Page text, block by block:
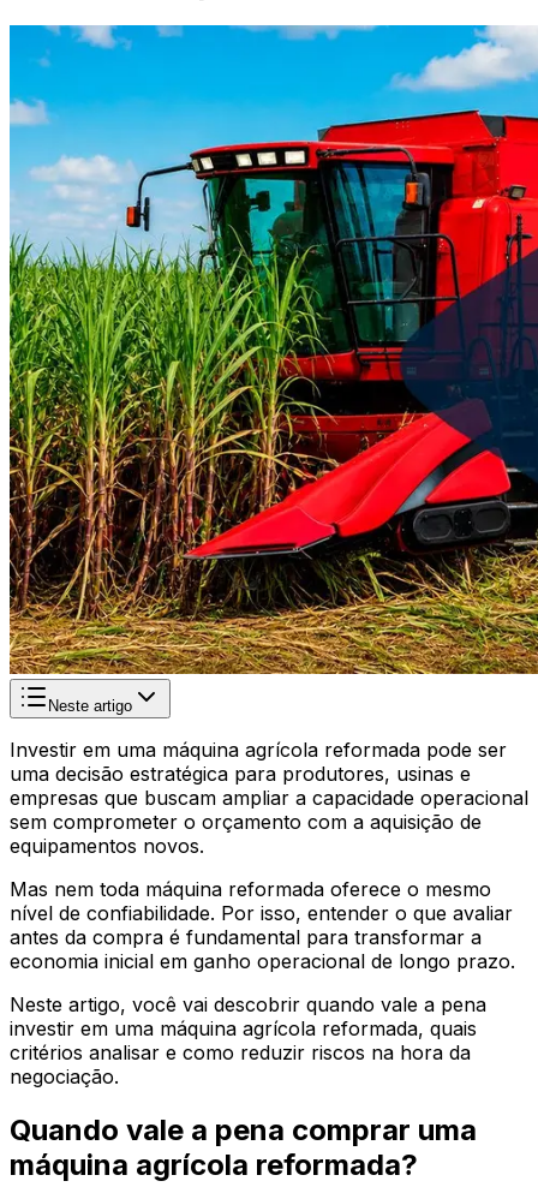
Neste artigo
Investir em uma máquina agrícola reformada pode ser
uma decisão estratégica para produtores, usinas e
empresas que buscam ampliar a capacidade operacional
sem comprometer o orçamento com a aquisição de
equipamentos novos.
Mas nem toda máquina reformada oferece o mesmo
nível de confiabilidade. Por isso, entender o que avaliar
antes da compra é fundamental para transformar a
economia inicial em ganho operacional de longo prazo.
Neste artigo, você vai descobrir quando vale a pena
investir em uma máquina agrícola reformada, quais
critérios analisar e como reduzir riscos na hora da
negociação.
Quando vale a pena comprar uma
máquina agrícola reformada?